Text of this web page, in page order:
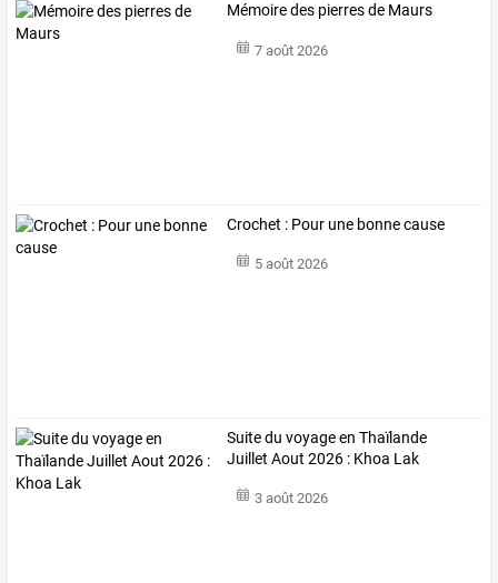
Mémoire des pierres de Maurs
7 août 2026
Crochet : Pour une bonne cause
5 août 2026
Suite du voyage en Thaïlande
Juillet Aout 2026 : Khoa Lak
3 août 2026